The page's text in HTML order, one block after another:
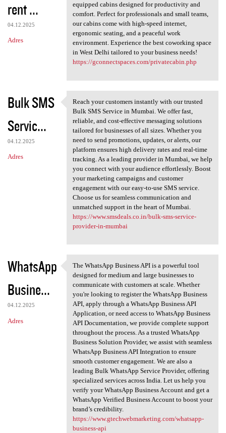
rent ...
04.12.2025
Adres
equipped cabins designed for productivity and
comfort. Perfect for professionals and small teams,
our cabins come with high-speed internet,
ergonomic seating, and a peaceful work
environment. Experience the best coworking space
in West Delhi tailored to your business needs!
https://gconnectspaces.com/privatecabin.php
Bulk SMS
Servic...
04.12.2025
Adres
Reach your customers
Reach your customers instantly with our trusted
Bulk SMS Service in Mumbai. We offer fast,
reliable, and cost-effective messaging solutions
tailored for businesses of all sizes. Whether you
need to send promotions, updates, or alerts, our
platform ensures high delivery rates and real-time
tracking. As a leading provider in Mumbai, we help
you connect with your audience effortlessly. Boost
your marketing campaigns and customer
engagement with our easy-to-use SMS service.
Choose us for seamless communication and
unmatched support in the heart of Mumbai.
https://www.smsdeals.co.in/bulk-sms-service-
provider-in-mumbai
WhatsApp
Busine...
04.12.2025
Adres
The WhatsApp Business API is
The WhatsApp Business API is a powerful tool
designed for medium and large businesses to
communicate with customers at scale. Whether
you're looking to register the WhatsApp Business
API, apply through a WhatsApp Business API
Application, or need access to WhatsApp Business
API Documentation, we provide complete support
throughout the process. As a trusted WhatsApp
Business Solution Provider, we assist with seamless
WhatsApp Business API Integration to ensure
smooth customer engagement. We are also a
leading Bulk WhatsApp Service Provider, offering
specialized services across India. Let us help you
verify your WhatsApp Business Account and get a
WhatsApp Verified Business Account to boost your
brand’s credibility.
https://www.gtechwebmarketing.com/whatsapp-
business-api